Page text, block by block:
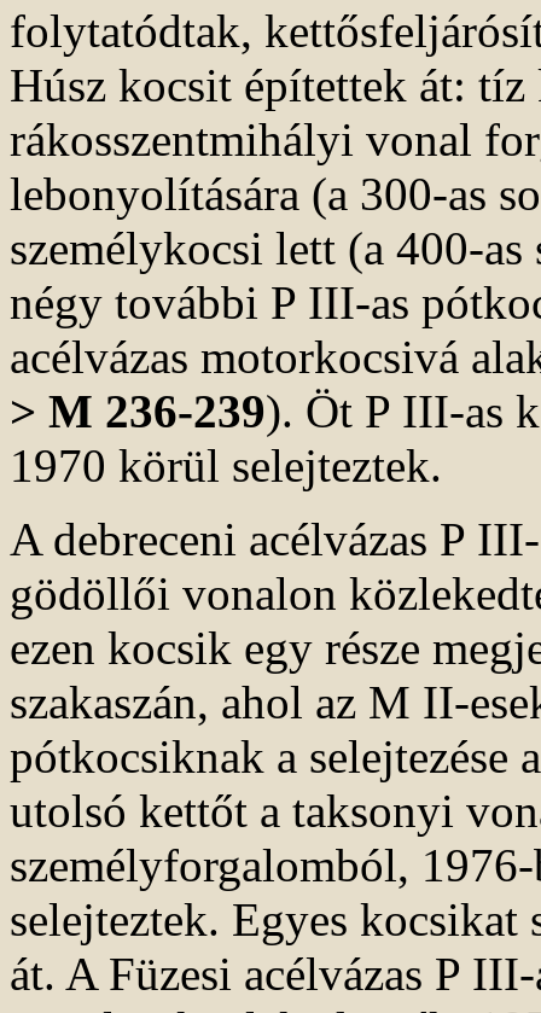
folytatódtak,
Húsz kocsit építettek át:
rákosszentmihályi vonal
lebonyolítására (a 300-as
személykocsi lett (a 400-
négy további P III-as
acélvázas motorkocsivá
> M 236-239). Öt P III-as
1970 körül selejteztek.
A debreceni acélvázas P
gödöllői vonalon
ezen kocsik egy része
szakaszán, ahol az M II-
pótkocsiknak a selejtezése
utolsó kettőt a taksonyi
személyforgalomból,
selejteztek. Egyes
át. A Füzesi acélvázas P